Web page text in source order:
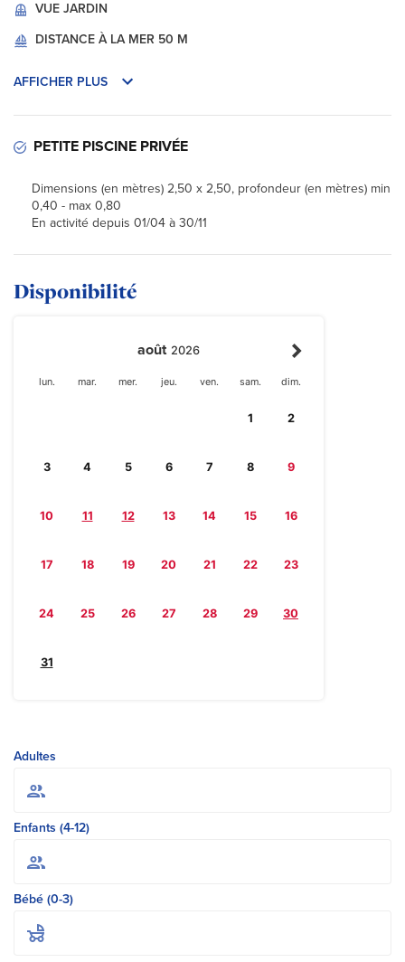
VUE JARDIN
DISTANCE À LA MER 50 M
AFFICHER PLUS
PETITE PISCINE PRIVÉE
Dimensions (en mètres) 2,50 x 2,50, profondeur (en mètres) min
0,40 - max 0,80
En activité depuis 01/04 à 30/11
Disponibilité
août 2026
lun. mar. mer. jeu. ven. sam. dim.
1 2
3 4 5 6 7 8 9
10 11 12 13 14 15 16
17 18 19 20 21 22 23
24 25 26 27 28 29 30
31
Adultes
Enfants (4-12)
Bébé (0-3)